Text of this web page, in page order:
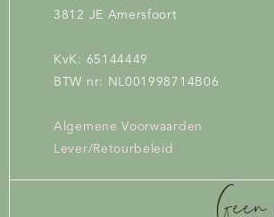
3812 JE Amersfoort
KvK: 65144449
BTW nr: NL001998714B06
Algemene Voorwaarden
Lever/Retourbeleid